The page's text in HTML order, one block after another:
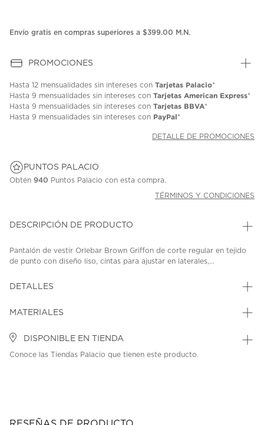
Envío gratis en compras superiores a $399.00 M.N.
PROMOCIONES
Hasta 12 mensualidades sin intereses con Tarjetas Palacio*
Hasta 9 mensualidades sin intereses con Tarjetas American Express*
Hasta 9 mensualidades sin intereses con Tarjetas BBVA*
Hasta 9 mensualidades sin intereses con PayPal*
DETALLE DE PROMOCIONES
PUNTOS PALACIO
Obtén 940 Puntos Palacio con esta compra.
TÉRMINOS Y CONDICIONES
DESCRIPCIÓN DE PRODUCTO
Pantalón de vestir Orlebar Brown Griffon de corte regular en tejido
de punto con diseño liso, cintas para ajustar en laterales,...
DETALLES
MATERIALES
DISPONIBLE EN TIENDA
Conoce las Tiendas Palacio que tienen este producto.